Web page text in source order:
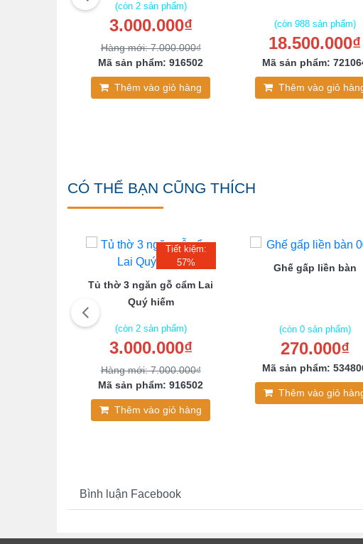
(còn 2 sản phẩm)
3.000.000₫
Hàng mới: 7.000.000₫
Mã sản phẩm: 916502
Thêm vào giỏ hàng
(còn 988 sản phẩm)
18.500.000₫
Mã sản phẩm:
Thêm vào giỏ
CÓ THỂ BẠN CŨNG THÍCH
Tiết kiệm:
57%
Tủ thờ 3 ngăn gỗ cẩm Lai
Quý hiếm
(còn 2 sản phẩm)
3.000.000₫
Hàng mới: 7.000.000₫
Mã sản phẩm: 916502
Thêm vào giỏ hàng
Ghế gấp liền bàn
(còn 0 sản phẩm)
270.000₫
Mã sản phẩm:
Thêm vào giỏ
Bình luận Facebook